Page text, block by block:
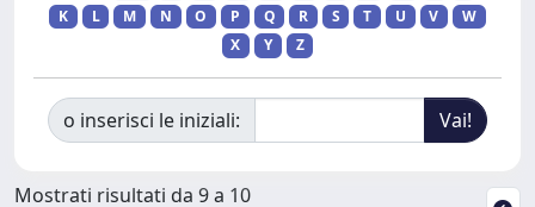
K
L M N O P Q R S T U V
W
X
Y Z
o inserisci le iniziali:
Mostrati risultati da 9 a 10